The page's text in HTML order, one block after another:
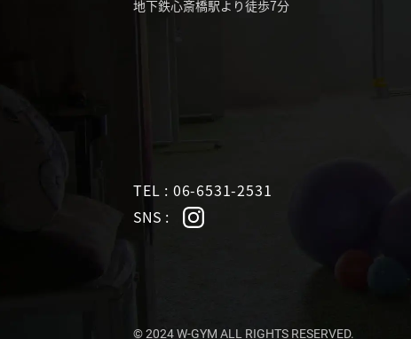
地下鉄心斎橋駅より徒歩7分
TEL : 06-6531-2531
SNS :
© 2024 W-GYM ALL RIGHTS RESERVED.